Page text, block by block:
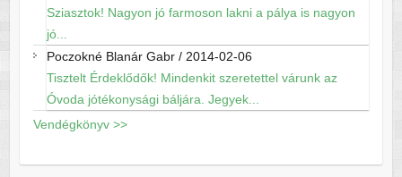
Sziasztok! Nagyon jó farmoson lakni a pálya is nagyon
jó...
Poczokné Blanár Gabr/ 2014-02-06
Tisztelt Érdeklődők! Mindenkit szeretettel várunk az
Óvoda jótékonysági báljára. Jegyek...
Vendégkönyv >>